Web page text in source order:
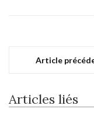
Article
Articles liés